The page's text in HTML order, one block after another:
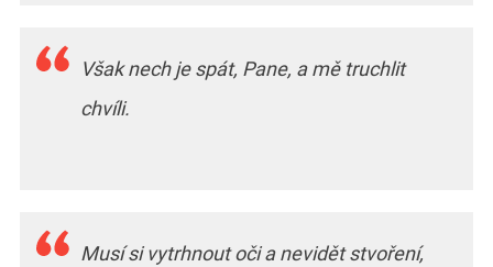
Však nech je spát, Pane, a mě truchlit
chvíli.
Musí si vytrhnout oči a nevidět stvoření,